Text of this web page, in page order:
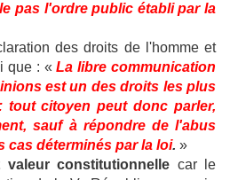
pas l'ordre public établi par la
des droits de l'homme et
que : «La libre communication
est un des droits les plus
tout citoyen peut donc parler,
sauf à répondre de l'abus
cas déterminés par la loi. »
constitutionnelle car le